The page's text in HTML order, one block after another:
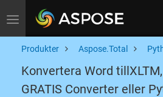
Toggle navigation
Produkter Aspose.Total
Konvertera Word
GRATIS Converter eller